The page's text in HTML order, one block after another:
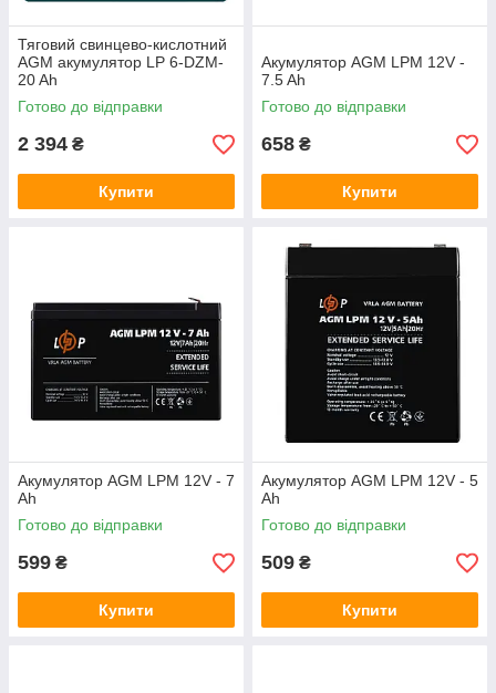
Тяговий свинцево-кислотний
AGM акумулятор LP 6-DZM-
20 Ah
Готово до відправки
2 394 ₴
Купити
Акумулятор AGM LPM 12V -
7.5 Ah
Готово до відправки
658 ₴
Купити
Акумулятор AGM LPM 12V - 7
Ah
Готово до відправки
599 ₴
Купити
Акумулятор AGM LPM 12V - 5
Ah
Готово до відправки
509 ₴
Купити